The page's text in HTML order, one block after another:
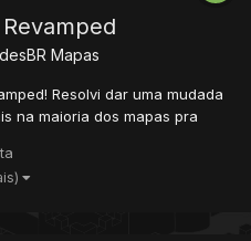
Mapas
Resolvi dar uma mudada
na maioria dos mapas pra
"O SCAN"